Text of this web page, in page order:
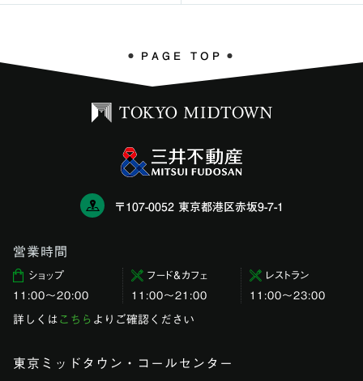
PAGE TOP
〒107-0052 東京都港区赤坂9-7-1
営業時間
ショップ
11:00〜20:00
フード＆カフェ
11:00～21:00
レストラン
11:00〜23:00
詳しくは こちら よりご確認ください
東京ミッドタウン・コールセンター